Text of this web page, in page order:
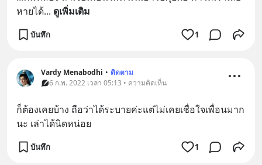
หายได้... ดูเพิ่มเติม
บันทึก 1
Vardy Menabodhi • ติดตาม
6 ก.พ. 2022 เวลา 05:13 • ความคิดเห็น
ก็ต้องเคยบ้าง ถือว่าได้ระบายค่ะแต่ไม่เคยเชื่อใจเพื่อนมาก
นะ เล่าได้นิดหน่อย
บันทึก 1